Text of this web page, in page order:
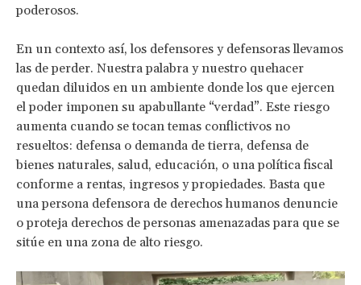
poderosos.
En un contexto así, los defensores y defensoras llevamos
las de perder. Nuestra palabra y nuestro quehacer
quedan diluidos en un ambiente donde los que ejercen
el poder imponen su apabullante “verdad”. Este riesgo
aumenta cuando se tocan temas conflictivos no
resueltos: defensa o demanda de tierra, defensa de
bienes naturales, salud, educación, o una política fiscal
conforme a rentas, ingresos y propiedades. Basta que
una persona defensora de derechos humanos denuncie
o proteja derechos de personas amenazadas para que se
sitúe en una zona de alto riesgo.